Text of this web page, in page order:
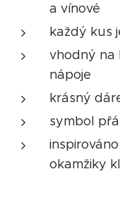
a vínové
každý kus
vhodný na
nápoje
krásný
symbol
okamžiky